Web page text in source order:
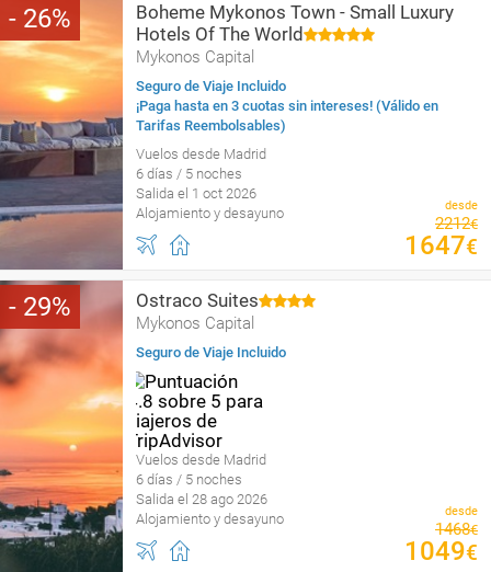
26
Boheme Mykonos Town - Small Luxury
Hotels Of The World
Mykonos Capital
Seguro de Viaje Incluido
¡Paga hasta en 3 cuotas sin intereses! (Válido en
Tarifas Reembolsables)
Vuelos desde Madrid
6 días / 5 noches
Salida el 1 oct 2026
Alojamiento y desayuno
desde
2212€
1647€
29 Ostraco Suites
Mykonos Capital
Seguro de Viaje Incluido
Vuelos desde Madrid
6 días / 5 noches
Salida el 28 ago 2026
Alojamiento y desayuno
desde
1468€
1049€